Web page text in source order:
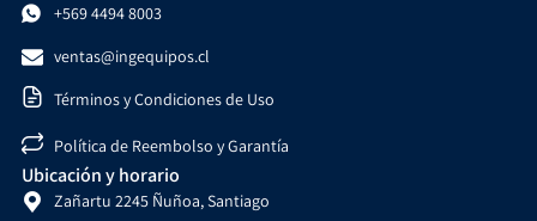
+569 4494 8003
ventas@ingequipos.cl
Términos y Condiciones de Uso
Política de Reembolso y Garantía
Ubicación y horario
Zañartu 2245 Ñuñoa, Santiago